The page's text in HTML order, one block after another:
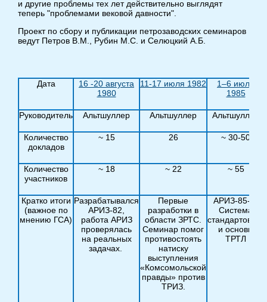
и другие проблемы тех лет действительно выглядят
теперь "проблемами вековой давности".
Проект по сбору и публикации петрозаводских семинаров
ведут Петров В.М., Рубин М.С. и Селюцкий А.Б.
Дата
16 -20 августа
1980
11-17 июля 1982
1–6 июля
1985
Руководитель Альтшуллер Альтшуллер Альтшуллер
Количество
докладов
~ 15 26 ~ 30-50
Количество
участников
~ 18 ~ 22 ~ 55
Кратко итоги
(важное по
мнению ГСА)
Разрабатывался
АРИЗ-82,
работа АРИЗ
проверялась
на реальных
задачах.
Первые
разработки в
области ЗРТС.
Семинар помог
противостоять
натиску
выступления
«Комсомольской
правды» против
ТРИЗ.
АРИЗ-85-В,
Система
стандартов-76
и основы
ТРТЛ